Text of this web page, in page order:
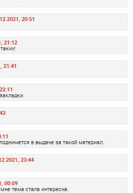
20:51
21:12
21:41
в выдаче за такой материал.
23:44
00:09
тема стала интересна.